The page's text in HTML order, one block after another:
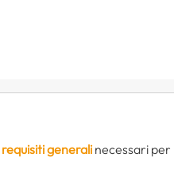
requisiti generali necessari per